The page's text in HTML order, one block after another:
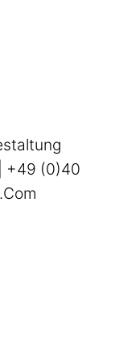
+49 (0)40